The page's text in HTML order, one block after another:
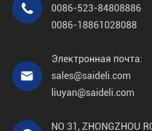

0086-523-84808886
0086-18861028088

Электронная почта:
sales@saideli.com
liuyan@saideli.com
NO 31, ZHONGZHOU